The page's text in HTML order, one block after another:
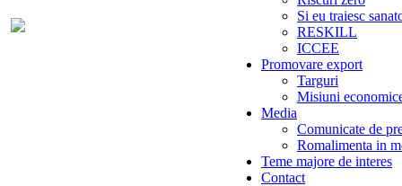
Si eu traiesc
RESKILL
ICCEE
Promovare export
Targuri
Misiuni
Media
Comunicate de
Romalimenta in
Teme majore de interes
Contact